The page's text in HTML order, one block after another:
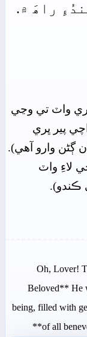
راھَ ۾.
واٽ تي وڃي
پير ڀري
ڳڻن وارو آهي).
لاءِ واٽ
ڪندو).
Oh, Lover!
Beloved** He
being, filled with
of all